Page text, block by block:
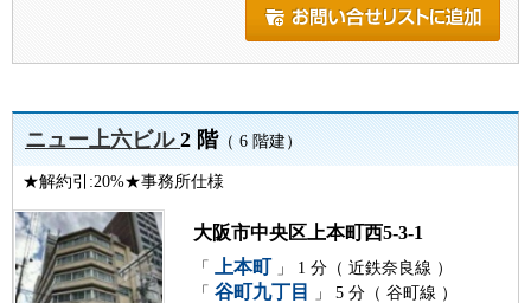
ニュー上六ビル2 階（ 6 階建）
★解約引:20%★事務所仕様
大阪市中央区上本町西5-3-1
「 上本町 」 1 分（ 近鉄奈良線 ）
「 谷町九丁目
」 5 分（ 谷町線 ）